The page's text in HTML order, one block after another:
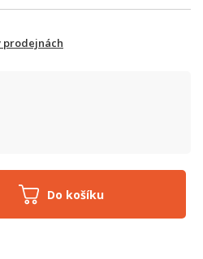
prodejnách
Do košíku